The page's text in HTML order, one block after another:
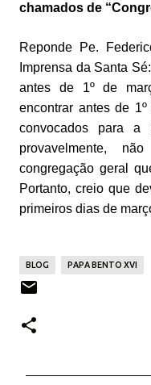
chamados de
Reponde Pe.
Imprensa da Santa
antes de 1º de
encontrar antes de
convocados para a
provavelmente,
congregação geral
Portanto, creio que
primeiros dias de
BLOG PAPA BENTO XVI